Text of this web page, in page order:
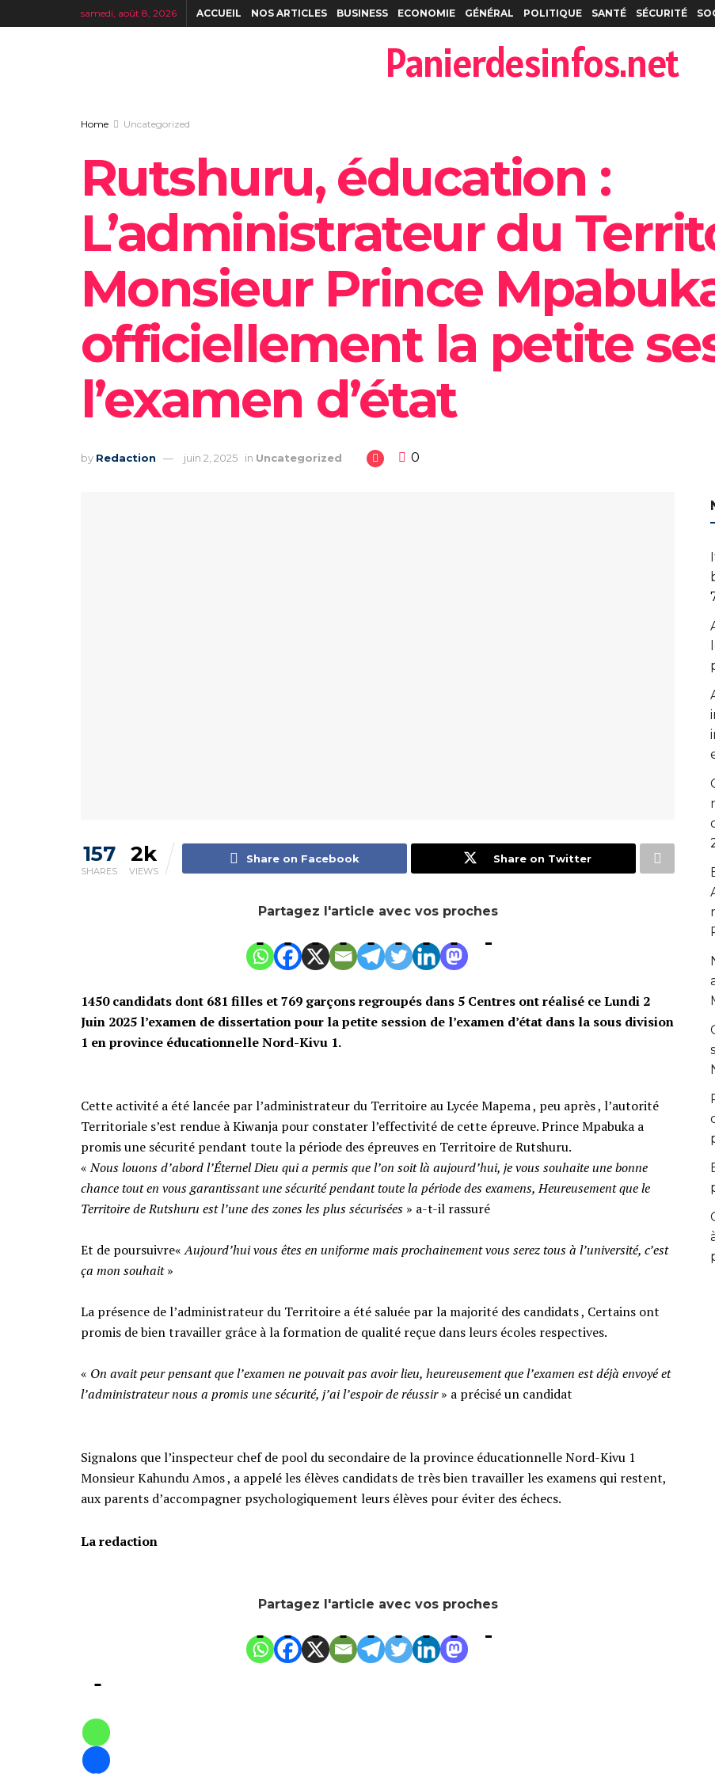
samedi, août 8, 2026 ACCUEIL NOS ARTICLES BUSINESS ECONOMIE GÉNÉRAL POLITIQUE SANTÉ SÉCURITÉ
Panierdesinfos.net
Home Uncategorized
‎Rutshuru, éducation :
L’administrateur du
Monsieur Prince
officiellement la petite
l’examen d’état
by Redaction juin 2, 2025 in Uncategorized 0
157
SHARES
2k
VIEWS
Share on Facebook Share on Twitter
Partagez l'article avec vos proches
1450 candidats dont 681 filles et 769 garçons regroupés dans 5 Centres ont réalisé ce Lundi 2
Juin 2025 l’examen de dissertation pour la petite session de l’examen d’état dans la sous division
1 en province éducationnelle Nord-Kivu 1.
Cette activité a été lancée par l’administrateur du Territoire au Lycée Mapema , peu après , l’autorité
Territoriale s’est rendue à Kiwanja pour constater l’effectivité de cette épreuve. Prince Mpabuka a
promis une sécurité pendant toute la période des épreuves en Territoire de Rutshuru.
‎«Nous louons d’abord l’Éternel Dieu qui a permis que l’on soit là aujourd’hui, je vous souhaite une bonne
chance tout en vous garantissant une sécurité pendant toute la période des examens, Heureusement que le
Territoire de Rutshuru est l’une des zones les plus sécurisées » a-t-il rassuré
‎Et de poursuivre«Aujourd’hui vous êtes en uniforme mais prochainement vous serez tous à l’université, c’est
ça mon souhait»
‎La présence de l’administrateur du Territoire a été saluée par la majorité des candidats , Certains ont
promis de bien travailler grâce à la formation de qualité reçue dans leurs écoles respectives.
‎« On avait peur pensant que l’examen ne pouvait pas avoir lieu, heureusement que l’examen est déjà envoyé et
l’administrateur nous a promis une sécurité, j’ai l’espoir de réussir» a précisé un candidat
Signalons que l’inspecteur chef de pool du secondaire de la province éducationnelle Nord-Kivu 1
Monsieur Kahundu Amos , a appelé les élèves candidats de très bien travailler les examens qui restent,
aux parents d’accompagner psychologiquement leurs élèves pour éviter des échecs.
Laredaction
Partagez l'article avec vos proches